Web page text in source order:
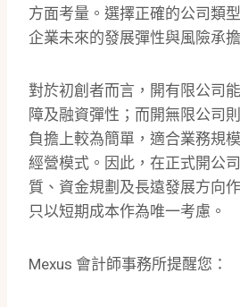
方面考量。選擇正確的公司類
企業未來的發展彈性與風險承
對於初創者而言，開有限公司
障及融資彈性；而開無限公司
負擔上較為簡單，適合業務規
經營模式。因此，在正式開公
質、資金規劃及長遠發展方向
只以短期成本作為唯一考慮。
Mexus 會計師事務所提醒您：